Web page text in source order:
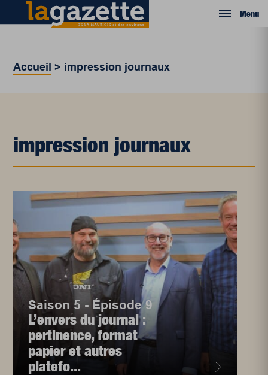
Menu
Accueil > impression journaux
impression journaux
Saison 5 - Épisode 9
L’envers du journal :
pertinence, format
papier et autres
platefo...